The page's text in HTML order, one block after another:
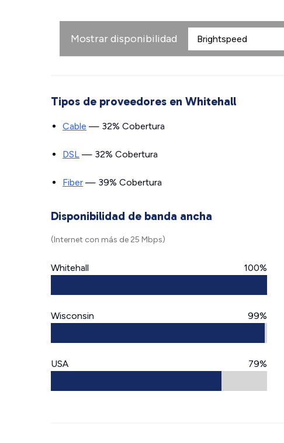
Mostrar disponibilidad
Tipos de proveedores en Whitehall
Cable — 32% Cobertura
DSL — 32% Cobertura
Fiber — 39% Cobertura
Disponibilidad de banda ancha
(Internet con más de 25 Mbps)
Whitehall 100%
Wisconsin 99%
USA 79%